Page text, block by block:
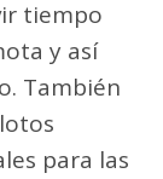
vida. “La
familias
un
o
con sus